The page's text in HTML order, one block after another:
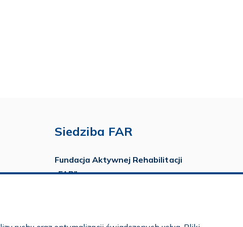
Siedziba FAR
Fundacja Aktywnej Rehabilitacji
„FAR”
tel./fax:22 651 88 02